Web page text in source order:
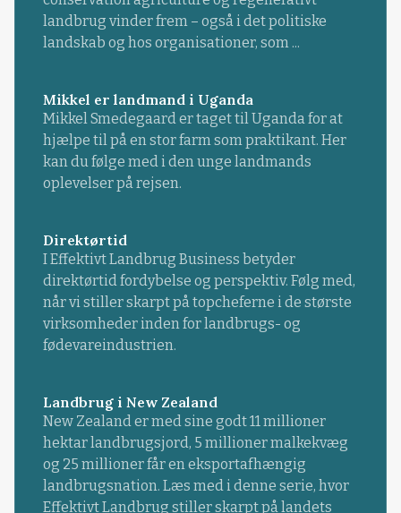
landbrug vinder frem – også i det politiske
landskab og hos organisationer, som ...
Mikkel er landmand i Uganda
Mikkel Smedegaard er taget til Uganda for at
hjælpe til på en stor farm som praktikant. Her
kan du følge med i den unge landmands
oplevelser på rejsen.
Direktørtid
I Effektivt Landbrug Business betyder
direktørtid fordybelse og perspektiv. Følg med,
når vi stiller skarpt på topcheferne i de største
virksomheder inden for landbrugs- og
fødevareindustrien.
Landbrug i New Zealand
New Zealand er med sine godt 11 millioner
hektar landbrugsjord, 5 millioner malkekvæg
og 25 millioner får en eksportafhængig
landbrugsnation. Læs med i denne serie, hvor
Effektivt Landbrug stiller skarpt på landets